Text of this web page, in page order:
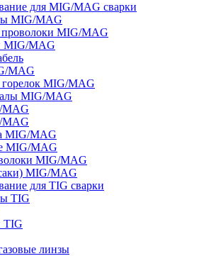
для MIG/MAG сварки
MIG/MAG
MIG/MAG
MIG/MAG
MAG
горелок MIG/MAG
MIG/MAG
MAG
MAG
MIG/MAG
MIG/MAG
MIG/MAG
MIG/MAG
для TIG сварки
TIG
TIG
линзы